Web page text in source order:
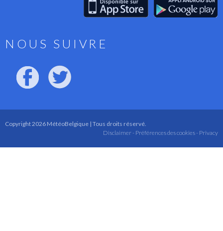
NOUS SUIVRE
Copyright 2026 MétéoBelgique | Tous droits réservé.
Privacy
Préférences des cookies -
Disclaimer -